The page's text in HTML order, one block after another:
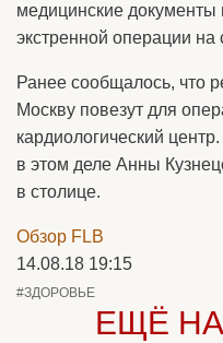
медицинские
экстренной операции на
Ранее сообщалось, что
Москву повезут для
кардиологический
в этом деле Анны
в столице.
Обзор FLB
14.08.18 19:15
#ЗДОРОВЬЕ
ЕЩЁ